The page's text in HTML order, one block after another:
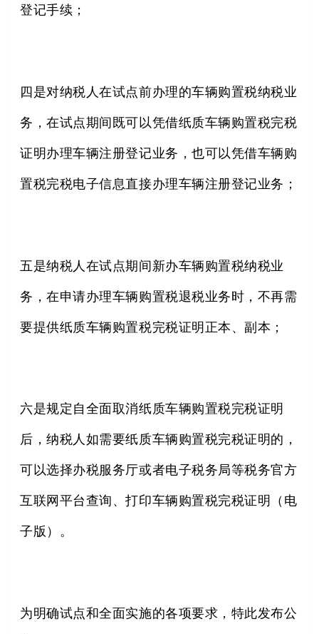
登记手续；
四是对纳税人在试点前办理的车辆购置税纳税业
务，在试点期间既可以凭借纸质车辆购置税完税
证明办理车辆注册登记业务，也可以凭借车辆购
置税完税电子信息直接办理车辆注册登记业务；
五是纳税人在试点期间新办车辆购置税纳税业
务，在申请办理车辆购置税退税业务时，不再需
要提供纸质车辆购置税完税证明正本、副本；
六是规定自全面取消纸质车辆购置税完税证明
后，纳税人如需要纸质车辆购置税完税证明的，
可以选择办税服务厅或者电子税务局等税务官方
互联网平台查询、打印车辆购置税完税证明（电
子版）。
为明确试点和全面实施的各项要求，特此发布公